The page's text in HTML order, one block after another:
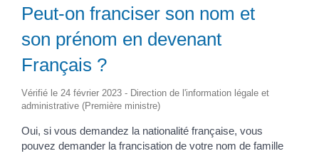
Peut-on franciser son nom et
son prénom en devenant
Français ?
Vérifié le 24 février 2023 - Direction de l'information légale et
administrative (Première ministre)
Oui, si vous demandez la nationalité française, vous
pouvez demander la francisation de votre nom de famille